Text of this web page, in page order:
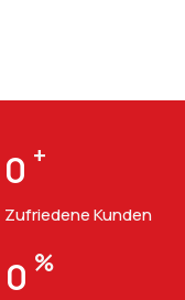
0 +
Zufriedene Kunden
0 %